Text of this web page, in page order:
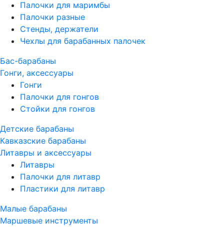
Палочки для маримбы
Палочки разные
Стенды, держатели
Чехлы для барабанных палочек
Бас-барабаны
Гонги, аксессуары
Гонги
Палочки для гонгов
Стойки для гонгов
Детские барабаны
Кавказские барабаны
Литавры и аксессуары
Литавры
Палочки для литавр
Пластики для литавр
Малые барабаны
Маршевые инструменты